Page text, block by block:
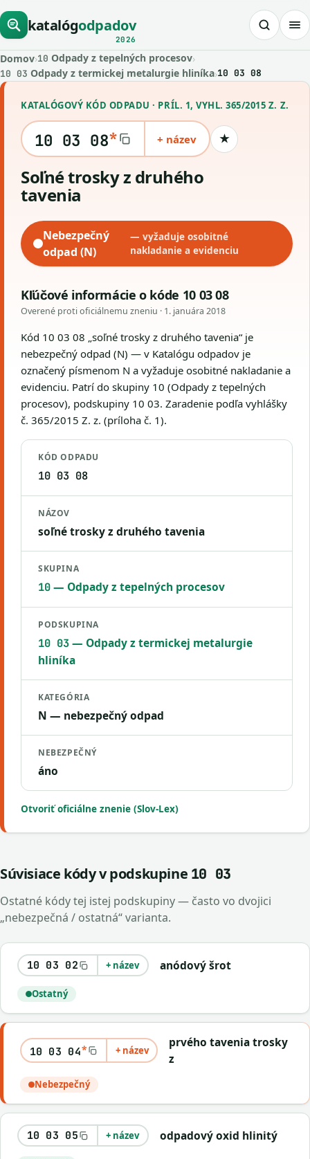
katalógodpadov
2026
Domov›10 Odpady z tepelných procesov›
10 03 Odpady z termickej metalurgie hliníka›10 03 08
KATALÓGOVÝ KÓD ODPADU · PRÍL. 1, VYHL. 365/2015 Z. Z.
10 03 08* + název ★Uložiť kód
soľné trosky z druhého
tavenia
Nebezpečný
odpad (N)
— vyžaduje osobitné
nakladanie a evidenciu
Kľúčové informácie o kóde 10 03 08
Overené proti oficiálnemu zneniu · 1. januára 2018
Kód 10 03 08 „soľné trosky z druhého tavenia“ je
nebezpečný odpad (N) — v Katalógu odpadov je
označený písmenom N a vyžaduje osobitné nakladanie a
evidenciu. Patrí do skupiny 10 (Odpady z tepelných
procesov), podskupiny 10 03. Zaradenie podľa vyhlášky
č. 365/2015 Z. z. (príloha č. 1).
KÓD ODPADU
10 03 08
NÁZOV
soľné trosky z druhého tavenia
SKUPINA
10— Odpady z tepelných procesov
PODSKUPINA
10 03— Odpady z termickej metalurgie
hliníka
KATEGÓRIA
N — nebezpečný odpad
NEBEZPEČNÝ
áno
Otvoriť oficiálne znenie (Slov-Lex)
Súvisiace kódy v podskupine 10 03
Ostatné kódy tej istej podskupiny — často vo dvojici
„nebezpečná / ostatná“ varianta.
10 03 02 + název anódový šrot
Ostatný
10 03 04* + název
prvého tavenia trosky
z
Nebezpečný
10 03 05 + název odpadový oxid hlinitý